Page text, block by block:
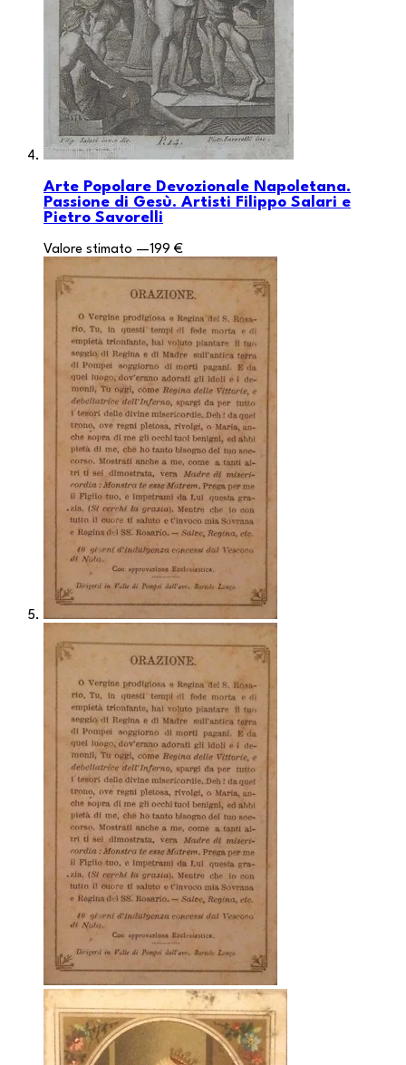
Arte Popolare Devozionale Napoletana.
Passione di Gesù. Artisti Filippo Salari e
Pietro Savorelli
Valore stimato —199 €